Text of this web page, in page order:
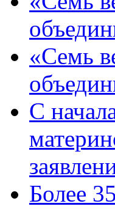
«Семь
С
Более